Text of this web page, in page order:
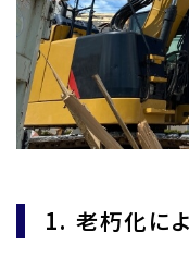
1. 老朽化に